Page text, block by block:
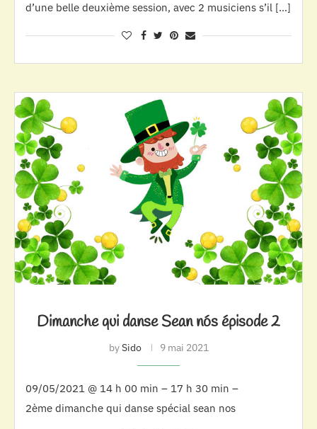
d’une belle deuxième session, avec 2 musiciens s’il […]
Dimanche qui danse Sean nós épisode 2
bySido 9 mai 2021
09/05/2021 @ 14 h 00 min – 17 h 30 min –
2ème dimanche qui danse spécial sean nos